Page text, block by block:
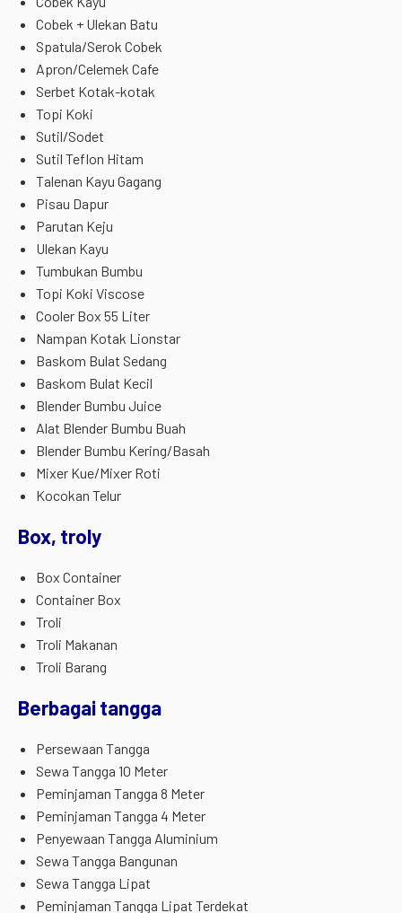
Cobek + Ulekan Batu
Spatula/Serok Cobek
Apron/Celemek Cafe
Serbet Kotak-kotak
Topi Koki
Sutil/Sodet
Sutil Teflon Hitam
Talenan Kayu Gagang
Pisau Dapur
Parutan Keju
Ulekan Kayu
Tumbukan Bumbu
Topi Koki Viscose
Cooler Box 55 Liter
Nampan Kotak Lionstar
Baskom Bulat Sedang
Baskom Bulat Kecil
Blender Bumbu Juice
Alat Blender Bumbu Buah
Blender Bumbu Kering/Basah
Mixer Kue/Mixer Roti
Kocokan Telur
Box, troly
Box Container
Container Box
Troli
Troli Makanan
Troli Barang
Berbagai tangga
Persewaan Tangga
Sewa Tangga 10 Meter
Peminjaman Tangga 8 Meter
Peminjaman Tangga 4 Meter
Penyewaan Tangga Aluminium
Sewa Tangga Bangunan
Sewa Tangga Lipat
Peminjaman Tangga Lipat Terdekat